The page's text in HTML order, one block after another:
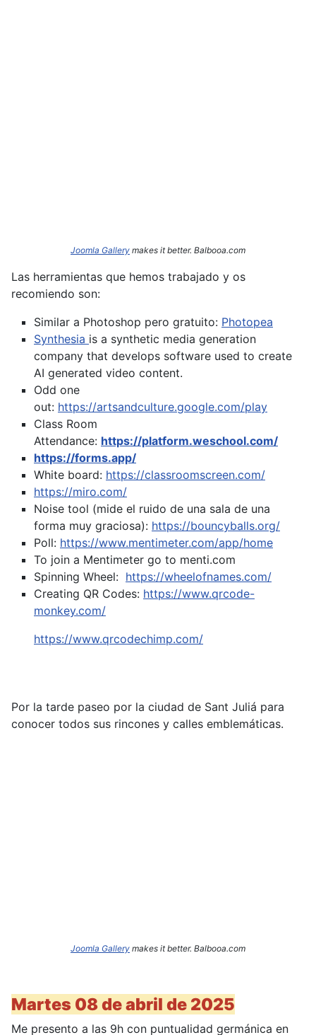
Joomla Gallery makes it better. Balbooa.com
Las herramientas que hemos trabajado y os
recomiendo son:
Similar a Photoshop pero gratuito: Photopea
Synthesia is a synthetic media generation
company that develops software used to create
AI generated video content.
Odd one
out: https://artsandculture.google.com/play
Class Room
Attendance: https://platform.weschool.com/
https://forms.app/
White board: https://classroomscreen.com/
https://miro.com/
Noise tool (mide el ruido de una sala de una
forma muy graciosa): https://bouncyballs.org/
Poll: https://www.mentimeter.com/app/home
To join a Mentimeter go to menti.com
Spinning Wheel: https://wheelofnames.com/
Creating QR Codes: https://www.qrcode-
monkey.com/
https://www.qrcodechimp.com/
Por la tarde paseo por la ciudad de Sant Juliá para
conocer todos sus rincones y calles emblemáticas.
Joomla Gallery makes it better. Balbooa.com
Martes 08 de abril de 2025
Me presento a las 9h con puntualidad germánica en